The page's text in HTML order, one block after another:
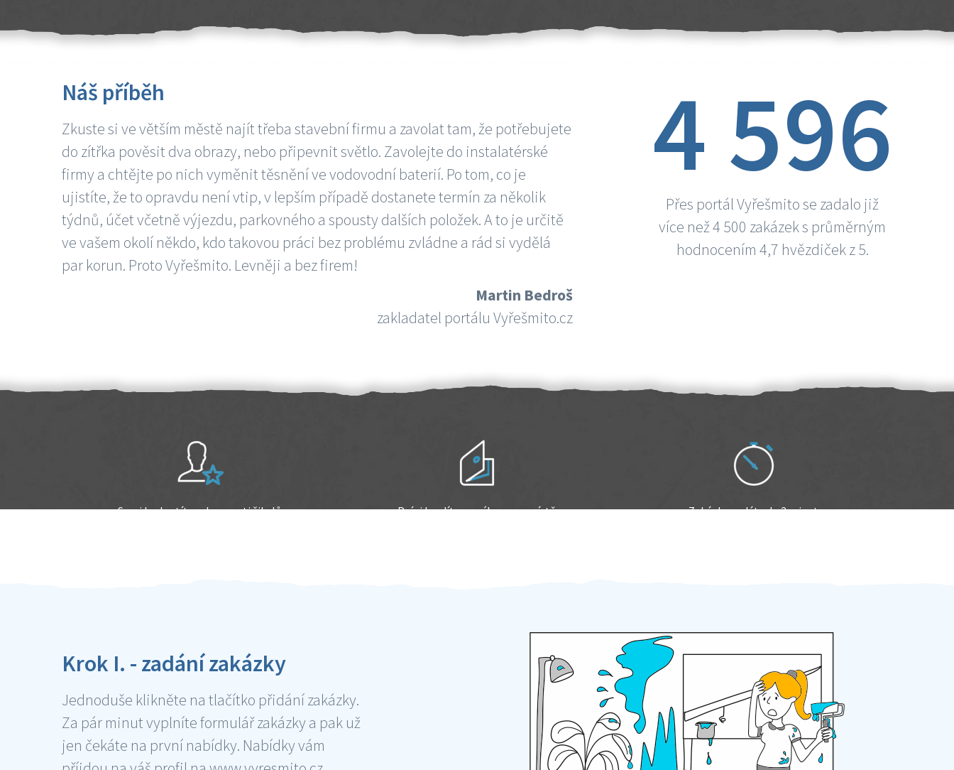
Náš příběh
Zkuste si ve větším městě najít třeba stavební firmu a zavolat tam, že potřebujete
do zítřka pověsit dva obrazy, nebo připevnit světlo. Zavolejte do instalatérské
firmy a chtějte po nich vyměnit těsnění ve vodovodní baterií. Po tom, co je
ujistíte, že to opravdu není vtip, v lepším případě dostanete termín za několik
týdnů, účet včetně výjezdu, parkovného a spousty dalších položek. A to je určitě
ve vašem okolí někdo, kdo takovou práci bez problému zvládne a rád si vydělá
par korun. Proto Vyřešmito. Levněji a bez firem!
Martin Bedroš
zakladatel portálu Vyřešmito.cz
4 596
Přes portál Vyřešmito se zadalo již
více než 4 500 zakázek s průměrným
hodnocením 4,7 hvězdiček z 5.
Sami hodnotíte schopnosti šikulů Práci hradíte po výkonu na místě Zakázku zadáte do 2 minut
Krok I. - zadání zakázky
Jednoduše klikněte na tlačítko přidání zakázky.
Za pár minut vyplníte formulář zakázky a pak už
jen čekáte na první nabídky. Nabídky vám